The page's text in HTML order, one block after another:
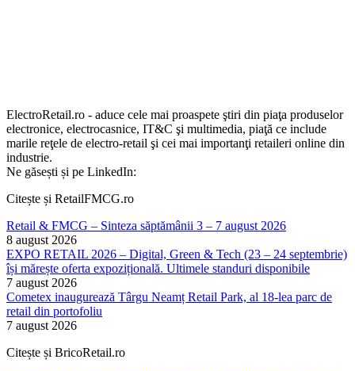
ElectroRetail.ro - aduce cele mai proaspete ştiri din piaţa produselor
electronice, electrocasnice, IT&C şi multimedia, piaţă ce include
marile reţele de electro-retail şi cei mai importanţi retaileri online din
industrie.
Ne găsești și pe LinkedIn:
Citește și RetailFMCG.ro
Retail & FMCG – Sinteza săptămânii 3 – 7 august 2026
8 august 2026
EXPO RETAIL 2026 – Digital, Green & Tech (23 – 24 septembrie)
își mărește oferta expozițională. Ultimele standuri disponibile
7 august 2026
Cometex inaugurează Târgu Neamț Retail Park, al 18-lea parc de
retail din portofoliu
7 august 2026
Citește și BricoRetail.ro